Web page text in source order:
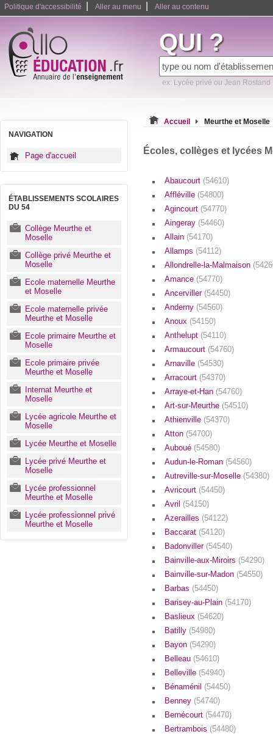
Politique d'accessibilité Aller au menu Aller au contenu
QUI ?
ex: Lycée privé ou Jean Rostand
NAVIGATION
Page d'accueil
ÉTABLISSEMENTS SCOLAIRES
DU 54
Collège Meurthe et
Moselle
Collège privé Meurthe et
Moselle
Ecole maternelle Meurthe
et Moselle
Ecole maternelle privée
Meurthe et Moselle
Ecole primaire Meurthe et
Moselle
Ecole primaire privée
Meurthe et Moselle
Internat Meurthe et
Moselle
Lycée agricole Meurthe et
Moselle
Lycée Meurthe et Moselle
Lycée privé Meurthe et
Moselle
Lycée professionnel
Meurthe et Moselle
Lycée professionnel privé
Meurthe et Moselle
Accueil Meurthe et Moselle
Écoles, collèges et lycées
Abaucourt (54610)
Affléville (54800)
Agincourt (54770)
Aingeray (54460)
Allain (54170)
Allamps (54112)
Allondrelle-la-Malmaison
Amance (54770)
Ancerviller (54450)
Anderny (54560)
Anoux (54150)
Anthelupt (54110)
Armaucourt (54760)
Arnaville (54530)
Arracourt (54370)
Arraye-et-Han (54760)
Art-sur-Meurthe (54510)
Athienville (54370)
Atton (54700)
Auboué (54580)
Audun-le-Roman (54560)
Autreville-sur-Moselle (54380)
Avricourt (54450)
Avril (54150)
Azerailles (54122)
Baccarat (54120)
Badonviller (54540)
Bainville-aux-Miroirs (54290)
Bainville-sur-Madon (54550)
Barbas (54450)
Barisey-au-Plain (54170)
Baslieux (54620)
Batilly (54980)
Bayon (54290)
Belleau (54610)
Belleville (54940)
Bénaménil (54450)
Benney (54740)
Bernécourt (54470)
Bertrambois (54480)